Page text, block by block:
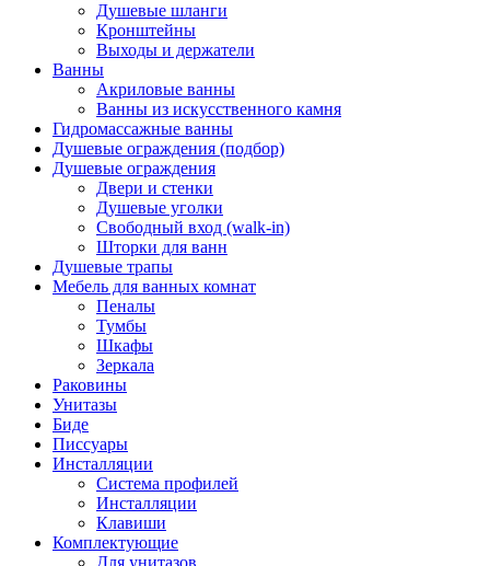
Душевые шланги
Кронштейны
Выходы и держатели
Ванны
Акриловые ванны
Ванны из искусственного камня
Гидромассажные ванны
Душевые ограждения (подбор)
Душевые ограждения
Двери и стенки
Душевые уголки
Свободный вход (walk-in)
Шторки для ванн
Душевые трапы
Мебель для ванных комнат
Пеналы
Тумбы
Шкафы
Зеркала
Раковины
Унитазы
Биде
Писсуары
Инсталляции
Система профилей
Инсталляции
Клавиши
Комплектующие
Для унитазов